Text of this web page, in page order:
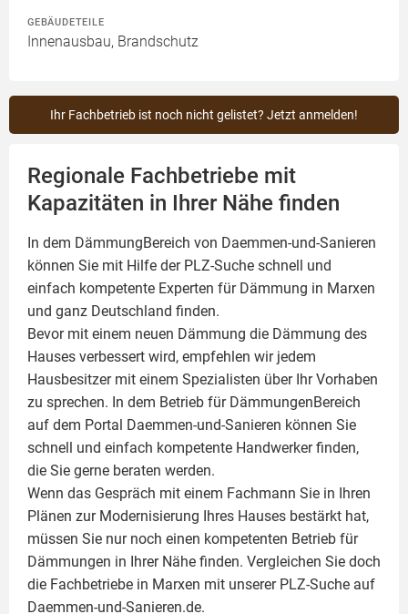
GEBÄUDETEILE
Innenausbau, Brandschutz
Ihr Fachbetrieb ist noch nicht gelistet? Jetzt anmelden!
Regionale Fachbetriebe mit
Kapazitäten in Ihrer Nähe finden
In dem DämmungBereich von Daemmen-und-Sanieren
können Sie mit Hilfe der PLZ-Suche schnell und
einfach kompetente Experten für Dämmung in Marxen
und ganz Deutschland finden.
Bevor mit einem neuen Dämmung die Dämmung des
Hauses verbessert wird, empfehlen wir jedem
Hausbesitzer mit einem Spezialisten über Ihr Vorhaben
zu sprechen. In dem Betrieb für DämmungenBereich
auf dem Portal Daemmen-und-Sanieren können Sie
schnell und einfach kompetente Handwerker finden,
die Sie gerne beraten werden.
Wenn das Gespräch mit einem Fachmann Sie in Ihren
Plänen zur Modernisierung Ihres Hauses bestärkt hat,
müssen Sie nur noch einen kompetenten Betrieb für
Dämmungen in Ihrer Nähe finden. Vergleichen Sie doch
die Fachbetriebe in Marxen mit unserer PLZ-Suche auf
Daemmen-und-Sanieren.de.